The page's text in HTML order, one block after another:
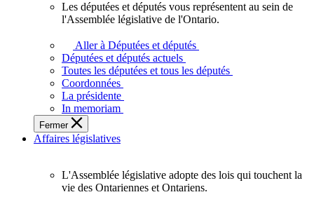
députés
vous
représentent
sein
de
l'Assemblée
législative
l'Ontario.
Les députées et députés vous représentent au sein de
l'Assemblée législative de l'Ontario.
Aller à Députées et députés
Députées et députés actuels
Toutes les députées et tous les députés
Coordonnées
La présidente
In memoriam
Fermer
Affaires législatives
L'Assemblée
L'Assemblée législative adopte des lois qui touchent la
vie des Ontariennes et Ontariens.